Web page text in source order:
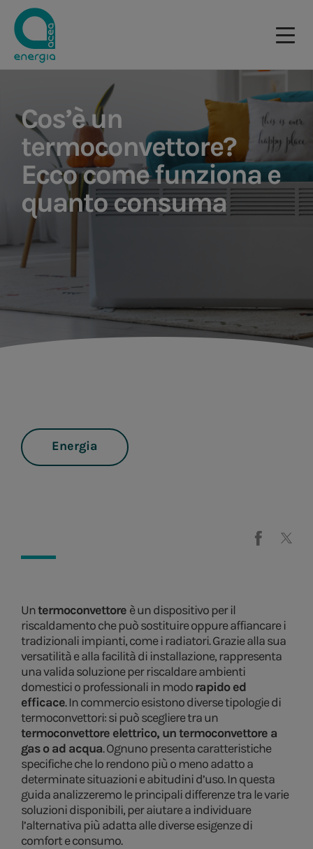
Cos’è un
termoconvettore?
Ecco come funziona e
quanto consuma
Energia
Untermoconvettore è un dispositivo per il
riscaldamento che può sostituire oppure affiancare i
tradizionali impianti, come i radiatori. Grazie alla sua
versatilità e alla facilità di installazione, rappresenta
una valida soluzione per riscaldare ambienti
domestici o professionali in modorapido ed
efficace. In commercio esistono diverse tipologie di
termoconvettori: si può scegliere tra un
termoconvettore elettrico, un termoconvettore a
gas o ad acqua. Ognuno presenta caratteristiche
specifiche che lo rendono più o meno adatto a
determinate situazioni e abitudini d’uso. In questa
guida analizzeremo le principali differenze tra le varie
soluzioni disponibili, per aiutare a individuare
l’alternativa più adatta alle diverse esigenze di
comfort e consumo.